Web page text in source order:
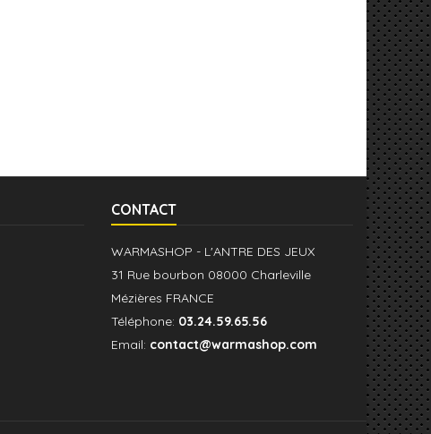
CONTACT
WARMASHOP - L'ANTRE DES JEUX
31 Rue bourbon 08000 Charleville
Mézières FRANCE
Téléphone: 03.24.59.65.56
Email: contact@warmashop.com